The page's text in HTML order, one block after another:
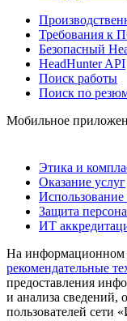
Требования к
Безопасный
HeadHunter API
Поиск работы
Поиск по
Мобильное
Этика и
Оказание услуг
Использование
Защита
ИТ
На информационном
рекомендательные
предоставления
и анализа сведений,
пользователей сети